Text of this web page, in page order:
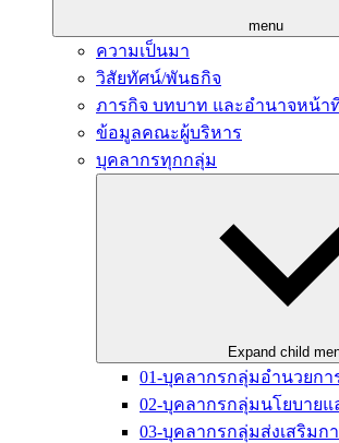
menu
ความเป็นมา
วิสัยทัศน์/พันธกิจ
ภารกิจ บทบาท และอำนาจหน้า
ข้อมูลคณะผู้บริหาร
บุคลากรทุกกลุ่ม
Expand child
01-บุคลากรกลุ่มอำนวยกา
02-บุคลากรกลุ่มนโยบายแ
03-บุคลากรกลุ่มส่งเสริมก